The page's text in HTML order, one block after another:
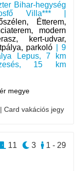
Bihar-hegység
Villa*** |
Étterem,
modern
kert-udvar,
parkoló | 9
Lepus, 7 km
15 km
megye
Card vakációs jegy
1 - 29
3
11